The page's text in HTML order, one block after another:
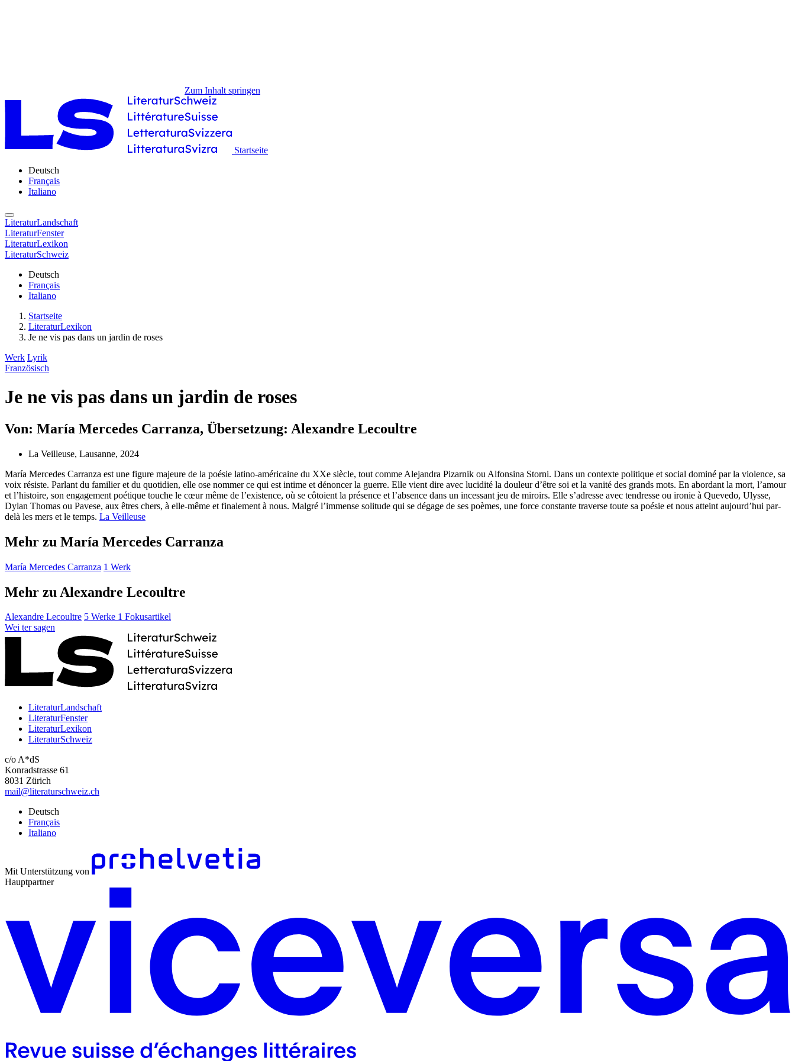
Zum Inhalt springen
Startseite
Deutsch
Français
Italiano
LiteraturLandschaft
LiteraturFenster
LiteraturLexikon
LiteraturSchweiz
Deutsch
Français
Italiano
Startseite
LiteraturLexikon
Je ne vis pas dans un jardin de roses
Werk Lyrik
Französisch
Je ne vis pas dans un jardin de roses
Von: María Mercedes Carranza, Übersetzung: Alexandre Lecoultre
La Veilleuse, Lausanne, 2024
María Mercedes Carranza est une figure majeure de la poésie latino-américaine du XXe siècle, tout comme Alejandra Pizarnik ou Alfonsina Storni. Dans un contexte politique et social dominé par la violence, sa
voix résiste. Parlant du familier et du quotidien, elle ose nommer ce qui est intime et dénoncer la guerre. Elle vient dire avec lucidité la douleur d’être soi et la vanité des grands mots. En abordant la mort, l’amour
et l’histoire, son engagement poétique touche le cœur même de l’existence, où se côtoient la présence et l’absence dans un incessant jeu de miroirs. Elle s’adresse avec tendresse ou ironie à Quevedo, Ulysse,
Dylan Thomas ou Pavese, aux êtres chers, à elle-même et finalement à nous. Malgré l’immense solitude qui se dégage de ses poèmes, une force constante traverse toute sa poésie et nous atteint aujourd’hui par-
delà les mers et le temps. La Veilleuse
Mehr zu María Mercedes Carranza
María Mercedes Carranza 1 Werk
Mehr zu Alexandre Lecoultre
Alexandre Lecoultre 5 Werke 1 Fokusartikel
Wei ter sagen
LiteraturLandschaft
LiteraturFenster
LiteraturLexikon
LiteraturSchweiz
c/o A*dS
Konradstrasse 61
8031 Zürich
mail@literaturschweiz.ch
Deutsch
Français
Italiano
Mit Unterstützung von
Hauptpartner